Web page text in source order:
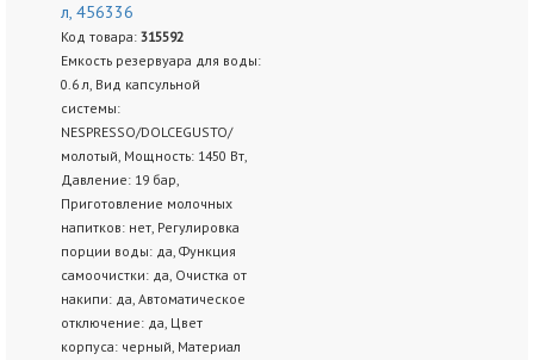
л, 456336
Код товара: 315592
Емкость резервуара для воды:
0.6 л, Вид капсульной
системы:
NESPRESSO/DOLCEGUSTO/
молотый, Мощность: 1450 Вт,
Давление: 19 бар,
Приготовление молочных
напитков: нет, Регулировка
порции воды: да, Функция
самоочистки: да, Очистка от
накипи: да, Автоматическое
отключение: да, Цвет
корпуса: черный, Материал